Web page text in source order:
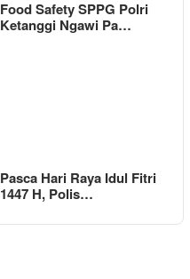
Food Safety SPPG Polri
Ketanggi Ngawi Pa…
Pasca Hari Raya Idul Fitri
1447 H, Polis…